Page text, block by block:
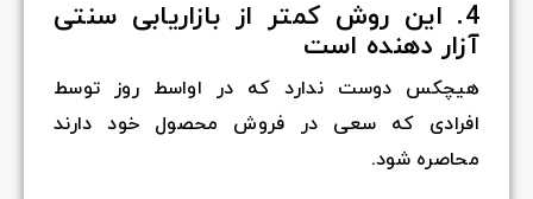
4. این روش کمتر از بازاریابی سنتی
آزار دهنده است
هیچکس دوست ندارد که در اواسط روز توسط
افرادی که سعی در فروش محصول خود دارند
محاصره شود.